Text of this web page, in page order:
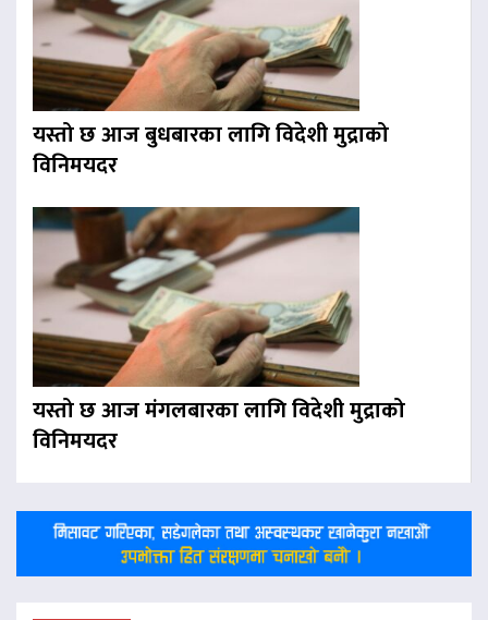
यस्तो छ आज बुधबारका लागि विदेशी मुद्राको
विनिमयदर
यस्तो छ आज मंगलबारका लागि विदेशी मुद्राको
विनिमयदर